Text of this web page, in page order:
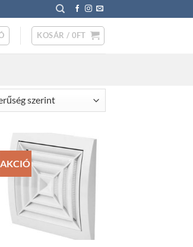
KOSÁR / 0FT
AKCIÓ